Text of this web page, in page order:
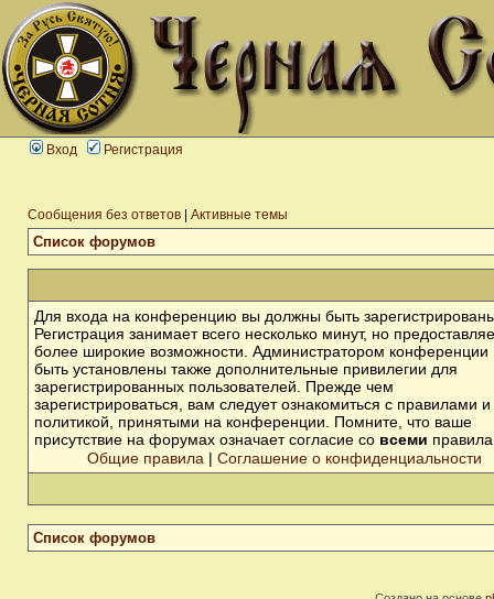
Вход Регистрация
Сообщения без ответов Активные темы
Список форумов
Для входа на конференцию вы должны быть
Регистрация занимает всего несколько минут, но
более широкие возможности. Администратором конференции
быть установлены также дополнительные привилегии для
зарегистрированных пользователей. Прежде чем
зарегистрироваться, вам следует ознакомиться с правилами и
политикой, принятыми на конференции. Помните, что ваше
присутствие на форумах означает согласие со всеми
Общие правила | Соглашение о конфиденциальности
Список форумов